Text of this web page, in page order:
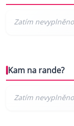
Kam na rande?